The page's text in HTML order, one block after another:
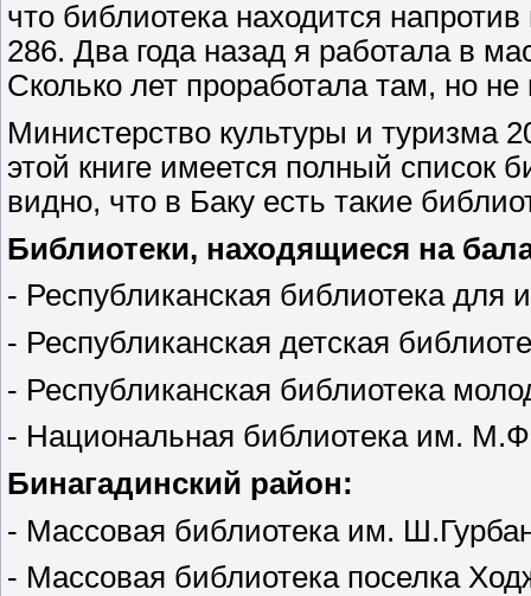
что библиотека находится
286. Два года назад я работала в
Сколько лет проработала там, но
Министерство культуры и туризма
этой книге имеется полный список
видно, что в Баку есть такие
Библиотеки, находящиеся на
- Республиканская библиотека
- Республиканская детская
- Республиканская библиотека
- Национальная библиотека им.
Бинагадинский район:
- Массовая библиотека им.
- Массовая библиотека поселка